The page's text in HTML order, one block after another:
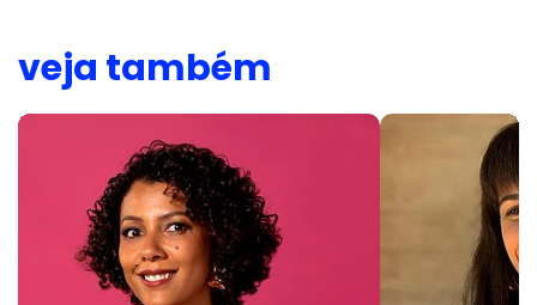
veja também